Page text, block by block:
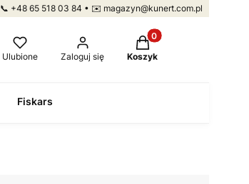
📞 +48 65 518 03 84 • ✉️ magazyn@kunert.com.pl
Ulubione Zaloguj się
Produkty w koszyku:
Koszyk
Fiskars